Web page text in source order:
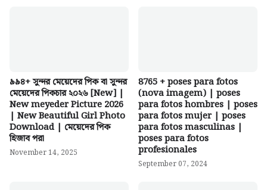
৯৯৪+ সুন্দর মেয়েদের পিক বা সুন্দর
মেয়েদের পিকচার ২০২৬ [New] |
New meyeder Picture 2026
| New Beautiful Girl Photo
Download | মেয়েদের পিক
হিজাব পরা
November 14, 2025
8765 + poses para fotos
(nova imagem) | poses
para fotos hombres | poses
para fotos mujer | poses
para fotos masculinas |
poses para fotos
profesionales
September 07, 2024